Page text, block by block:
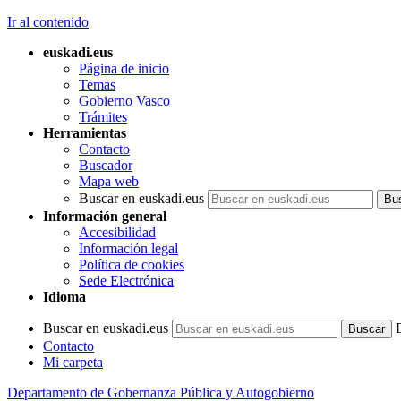
Ir al contenido
euskadi.eus
Página de inicio
Temas
Gobierno Vasco
Trámites
Herramientas
Contacto
Buscador
Mapa web
Buscar en euskadi.eus
Información general
Accesibilidad
Información legal
Política de cookies
Sede Electrónica
Idioma
Buscar en euskadi.eus
Contacto
Mi carpeta
Departamento de Gobernanza Pública y Autogobierno